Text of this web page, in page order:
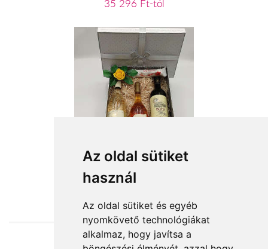
Az oldal sütiket
használ
Az oldal sütiket és egyéb
nyomkövető technológiákat
alkalmaz, hogy javítsa a
35 296 Ft-tól
A dobogó csúcsán
26 320 Ft-tól